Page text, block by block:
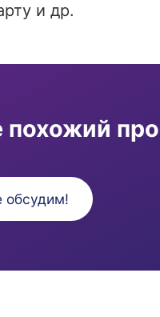
и др.
похожий
обсудим!